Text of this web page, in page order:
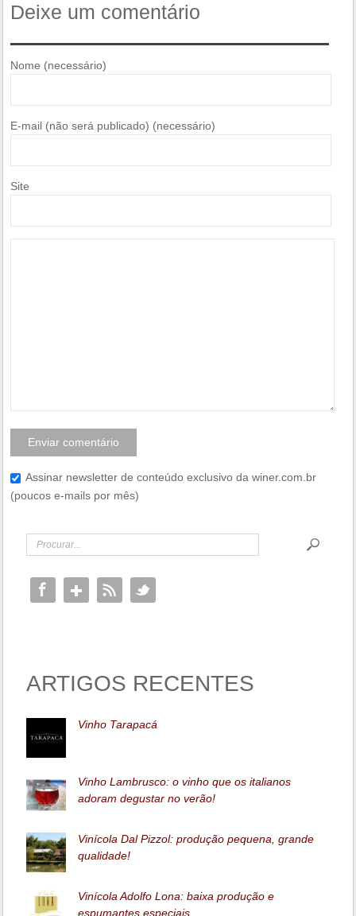
Deixe um comentário
Nome (necessário)
E-mail (não será publicado) (necessário)
Site
Assinar newsletter de conteúdo exclusivo da winer.com.br
(poucos e-mails por mês)
ARTIGOS RECENTES
Vinho Tarapacá
Vinho Lambrusco: o vinho que os italianos
adoram degustar no verão!
Vinícola Dal Pizzol: produção pequena, grande
qualidade!
Vinícola Adolfo Lona: baixa produção e
espumantes especiais